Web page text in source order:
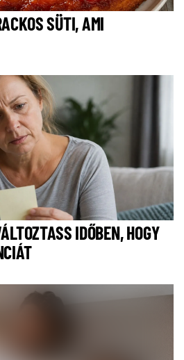
SÜTI, AMI
IDŐBEN, HOGY